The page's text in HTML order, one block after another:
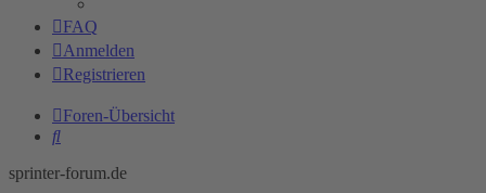
FAQ
Anmelden
Registrieren
Foren-Übersicht
Suche
sprinter-forum.de